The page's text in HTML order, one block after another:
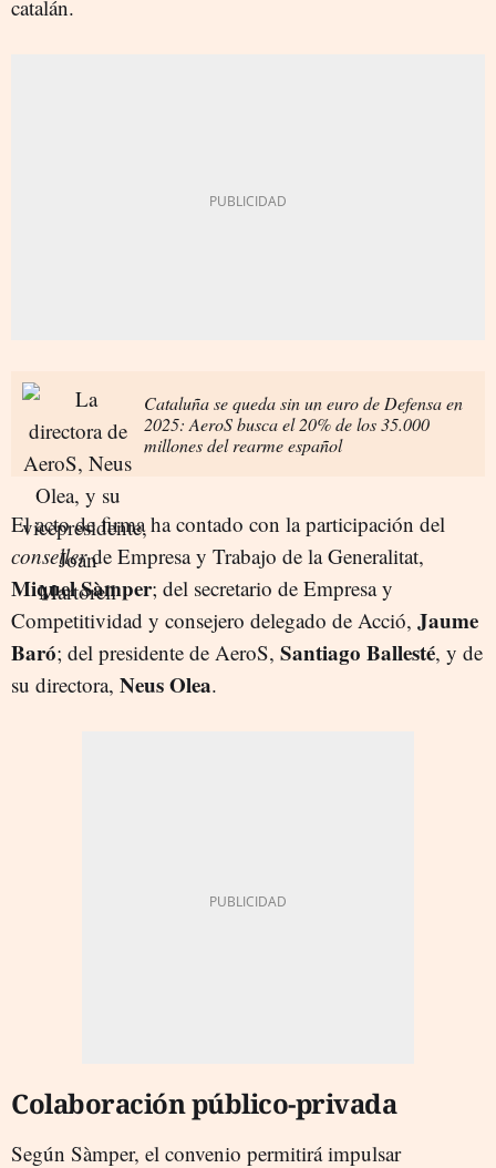
catalán.
Cataluña se queda sin un euro de Defensa en
2025: AeroS busca el 20% de los 35.000
millones del rearme español
El acto de firma ha contado con la participación del
consellerde Empresa y Trabajo de la Generalitat,
Miquel Sàmper; del secretario de Empresa y
Competitividad y consejero delegado de Acció, Jaume
Baró; del presidente de AeroS, Santiago Ballesté, y de
su directora, Neus Olea.
Colaboración público-privada
Según Sàmper, el convenio permitirá impulsar